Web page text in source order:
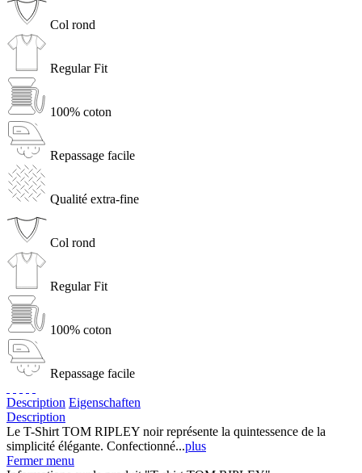
Col rond
Regular Fit
100% coton
Repassage facile
Qualité extra-fine
Col rond
Regular Fit
100% coton
Repassage facile
Description Eigenschaften
Description
Le T-Shirt TOM RIPLEY noir représente la quintessence de la
simplicité élégante. Confectionné...plus
Fermer menu